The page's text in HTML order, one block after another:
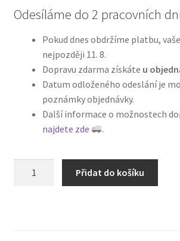
Odesíláme do 2 pracovních
Pokud dnes obdržíme platbu,
nejpozději 11. 8.
Dopravu zdarma získáte u
Datum odloženého odeslání je
poznámky objednávky.
Další informace o možnostech
najdete zde
.
Přidat do košíku